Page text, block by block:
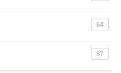
64
37